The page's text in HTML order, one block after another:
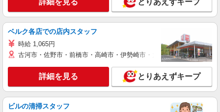
詳細を見る とりあえずキープ
ベルク各店での店内スタッフ
時給 1,065円
古河市・佐野市・前橋市・高崎市・伊勢崎市・太田市・館林市・藤
詳細を見る とりあえずキープ
ビルの清掃スタッフ